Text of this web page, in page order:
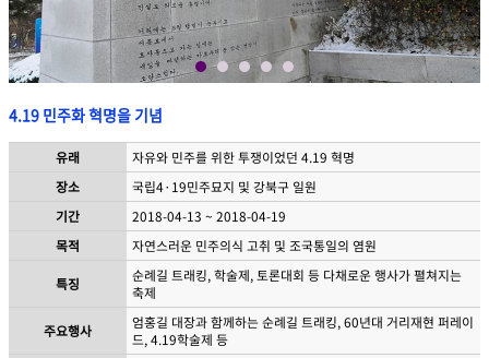
4.19 민주화 혁명을 기념
유래
자유와 민주를 위한 투쟁이었던 4.19 혁명
장소
국립4·19민주묘지 및 강북구 일원
기간
2018-04-13 ~ 2018-04-19
목적
자연스러운 민주의식 고취 및 조국통일의 염원
특징
순례길 트래킹, 학술제, 토론대회 등 다채로운 행사가 펼쳐지는
축제
주요행사
엄홍길 대장과 함께하는 순례길 트래킹, 60년대 거리재현 퍼레이
드, 4.19학술제 등